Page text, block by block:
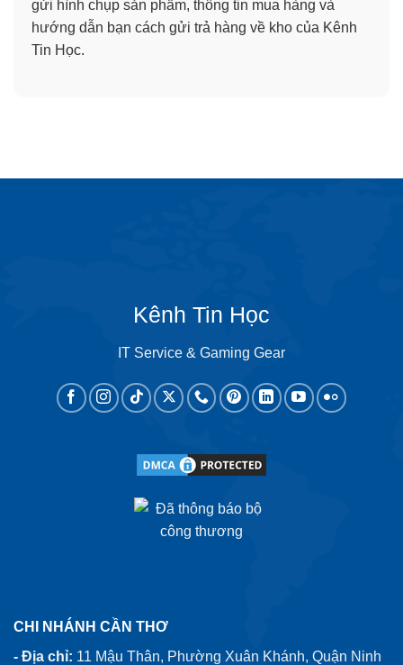
gửi hình chụp sản phẩm, thông tin mua hàng và
hướng dẫn bạn cách gửi trả hàng về kho của Kênh
Tin Học.
Kênh Tin Học
IT Service & Gaming Gear
CHI NHÁNH CẦN THƠ
- Địa chỉ: 11 Mậu Thân, Phường Xuân Khánh, Quận Ninh